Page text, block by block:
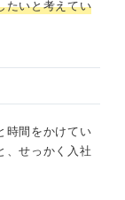
たいと考えてい
時間をかけてい
、せっかく入社